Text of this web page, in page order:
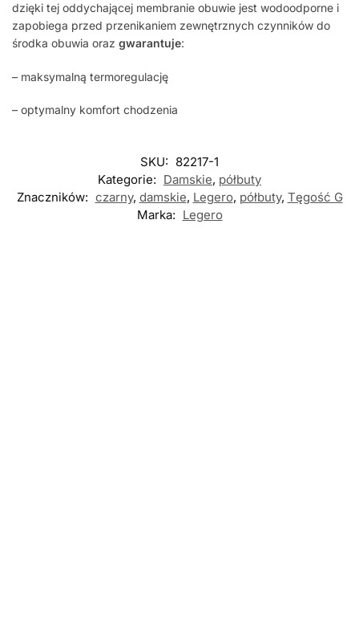
dzięki tej oddychającej membranie obuwie jest wodoodporne i
zapobiega przed przenikaniem zewnętrznych czynników do
środka obuwia oraz gwarantuje:
– maksymalną termoregulację
– optymalny komfort chodzenia
SKU: 82217-1
Kategorie: Damskie, półbuty
Znaczników: czarny, damskie, Legero, półbuty, Tęgość G
Marka: Legero